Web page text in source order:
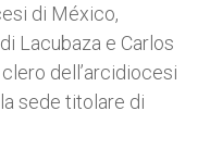
di México,
Lacubaza e Carlos
dell’arcidiocesi
sede titolare di